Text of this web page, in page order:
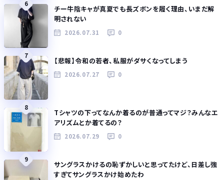
6
チー牛陰キャが真夏でも長ズボンを履く理由、いまだ解
明されない
2026.07.31 0
7
【悲報】令和の若者、私服がダサくなってしまう
2026.07.27 0
8
Tシャツの下ってなんか着るのが普通ってマジ？みんなエ
アリズムとか着てるの？
2026.07.29 0
9
サングラスかけるの恥ずかしいと思ってたけど、日差し強
すぎてサングラスかけ始めたわ